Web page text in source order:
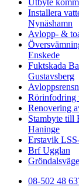
Installera
Nynäshamn
Avlopp- &
Enskede
Fuktskada
Gustavsberg
Rörinfodring
Renovering
Stambyte till
Haninge
Erstavik
Brf Ugglan
08-502 48